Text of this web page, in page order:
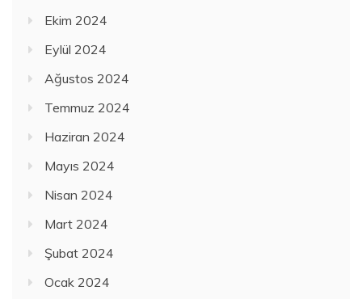
Ekim 2024
Eylül 2024
Ağustos 2024
Temmuz 2024
Haziran 2024
Mayıs 2024
Nisan 2024
Mart 2024
Şubat 2024
Ocak 2024